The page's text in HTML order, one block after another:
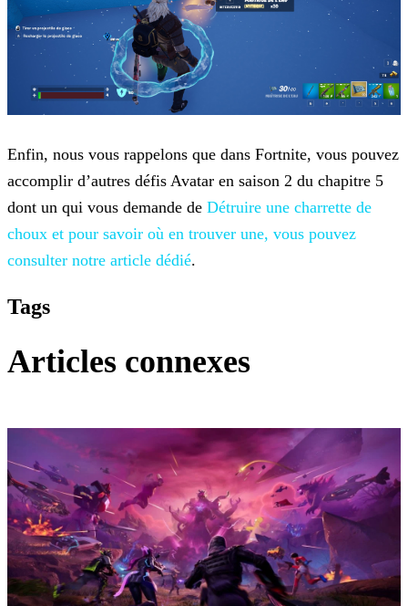
Enfin, nous vous rappelons que dans Fortnite, vous pouvez
accomplir d’autres défis Avatar en saison 2 du chapitre 5
dont un qui vous demande de Détruire une charrette de
choux et pour savoir où en trouver une, vous pouvez
consulter notre article dédié.
Tags
Articles connexes